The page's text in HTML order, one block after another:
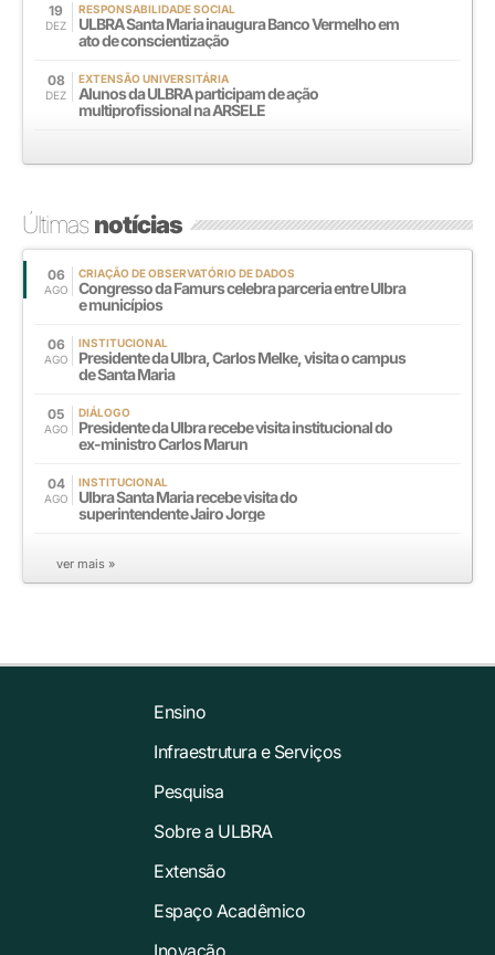
19
DEZ
RESPONSABILIDADE SOCIAL
ULBRA Santa Maria inaugura Banco Vermelho em
ato de conscientização
08
DEZ
EXTENSÃO UNIVERSITÁRIA
Alunos da ULBRA participam de ação
multiprofissional na ARSELE
Últimasnotícias
06
AGO
CRIAÇÃO DE OBSERVATÓRIO DE DADOS
Congresso da Famurs celebra parceria entre Ulbra
e municípios
06
AGO
INSTITUCIONAL
Presidente da Ulbra, Carlos Melke, visita o campus
de Santa Maria
05
AGO
DIÁLOGO
Presidente da Ulbra recebe visita institucional do
ex-ministro Carlos Marun
04
AGO
INSTITUCIONAL
Ulbra Santa Maria recebe visita do
superintendente Jairo Jorge
ver mais »
Ensino
Infraestrutura e Serviços
Pesquisa
Sobre a ULBRA
Extensão
Espaço Acadêmico
Inovação